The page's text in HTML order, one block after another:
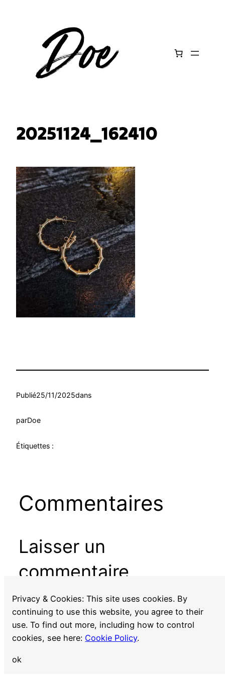
20251124_162410
Publié25/11/2025dans
parDoe
Étiquettes :
Commentaires
Laisser un
commentaire
Vous devezvous connecterpour publier un
commentaire.
Privacy & Cookies: This site uses cookies. By
continuing to use this website, you agree to their
use. To find out more, including how to control
cookies, see here: Cookie Policy.
ok